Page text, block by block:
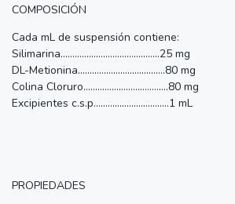
COMPOSICIÓN
Cada mL de suspensión contiene:
Silimarina………….………………………..25 mg
DL-Metionina……………………………….80 mg
Colina Cloruro……………………………...80 mg
Excipientes c.s.p…………………………..1 mL
PROPIEDADES